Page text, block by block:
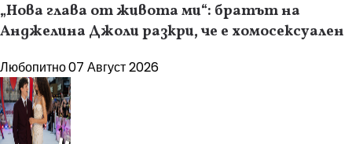
„Нова глава от живота ми“: братът на
Анджелина Джоли разкри, че е хомосексуален
Любопитно07 Август 2026